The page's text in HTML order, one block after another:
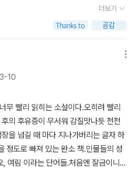
무척 밥 먹는 속도가 느려서 빨리 먹던
밥을 조금씩 남겨 놓았다. 미리 다 먹고
던 그 친구가 밥 먹을 때 불편할 것 같아
부러 천천히 먹는 것을 모르고 자기 밥
닌가. 아씨, 나는 밥 남길 생각 없었는
했던 기억이 스윽 스쳐간다. 오래 됐지
가 처음 등장하는 씬이 참 멋있었다. 위
고, 험한 꼴을 볼까봐 눈을 가리고 상대
은 팬들이 거기서부터 걸오앓이를 시
면이 원작에서 사실은 이선준의 것이
니 이리 멋진 장면도 나눠쓰게 되는구
들은 사실 드라마에서 아주 멋지게 옷
들이 수여받는관직으로청요직이라인정
직은 대과를 남겨두고 있는 유생으로서
을 1298년에 성균감이라 했고1308년
로계속 같은 이름으로 전해진다. 주인
학후동재·서재에서 기숙사생활을 하
품 등을 제공받는다.이 책은 1700년대
수 있게해준다. 과거 칠때 좋은 자리를
꾼, 글씨를 보기 좋게 대신 써주는 사수,
그러하다. 주인공 윤희도 바로 그런 사
는데 덜컥 합격을 하는뜻밖의 일이 벌
조와 잘금 4인방에 관한 이야기이다. 가
지만 과거를 보게된 대물 김윤희, 빵
에 의존하지 않는 가랑 이선준, 미친 말
을 너무나 사랑하는 주색잡기에 능통
2권을 모두 읽어버렸다. 여자인게 들통
선준 뒤에 숨게되고, 성격은 다소곳하
만 들통나지는 않는다. 이선준은 자기
게 되면서 남색일까 고민하게 되고 문
되면서 삼각관계에 빠지는 등 전형적인
의 매력에 푹 빠져 헤어나오지 못하게
의 후편인 규장각 각신들의 나날을 구매
더보기
10
무 빨리 읽히는 소설이다.오히려 빨리
의 후유증이 무서워 감질맛나듯 천천
을 넘길 때 마다 지나가버리는 글자 하
정도로 빠져 있는 완소 책.인물들의 성
여림 이라는 단어들.처음엔 잘금이니